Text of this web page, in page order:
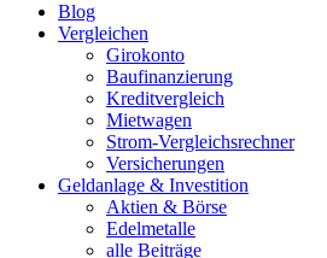
Blog
Vergleichen
Girokonto
Baufinanzierung
Kreditvergleich
Mietwagen
Strom-Vergleichsrechner
Versicherungen
Geldanlage & Investition
Aktien & Börse
Edelmetalle
alle Beiträge